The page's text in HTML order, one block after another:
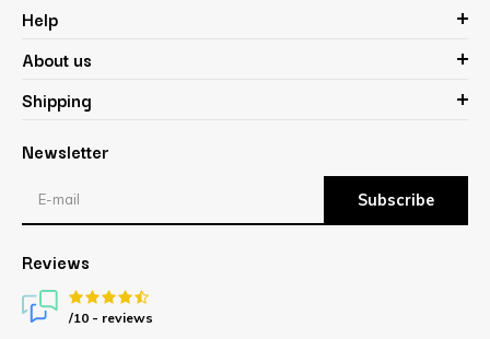
Help
About us
Shipping
Newsletter
Subscribe
Reviews
/10 - reviews